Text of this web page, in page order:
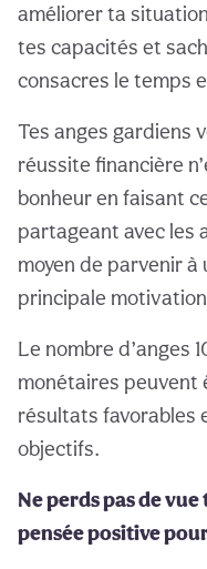
améliorer ta
tes capacités et
consacres le temps
Tes anges gardiens
réussite financière
bonheur en faisant
partageant avec les
moyen de parvenir
principale
Le nombre d’anges
monétaires peuvent
résultats favorables
objectifs.
Ne perds pas de
pensée positive